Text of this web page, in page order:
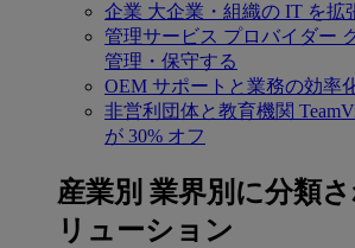
企業 大企業・組織の IT を拡
管理サービス プロバイダー
管理・保守する
OEM サポートと業務の効率
非営利団体と教育機関
が 30% オフ
産業別 業界別に分類
リューション